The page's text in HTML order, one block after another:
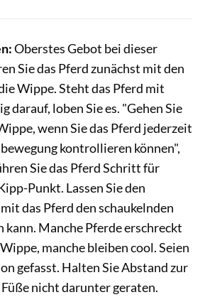
Oberstes Gebot bei dieser
Sie das Pferd zunächst mit den
Wippe. Steht das Pferd mit
darauf, loben Sie es. "Gehen Sie
wenn Sie das Pferd jederzeit
kontrollieren können",
Sie das Pferd Schritt für
Punkt. Lassen Sie den
das Pferd den schaukelnden
Manche Pferde erschreckt
manche bleiben cool. Seien
gefasst. Halten Sie Abstand zur
nicht darunter geraten.